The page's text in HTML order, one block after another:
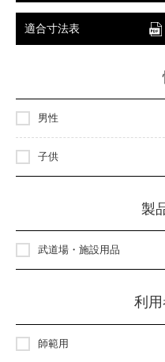
適合寸法表
男性
子供
製
武道場・施設用品
利
師範用